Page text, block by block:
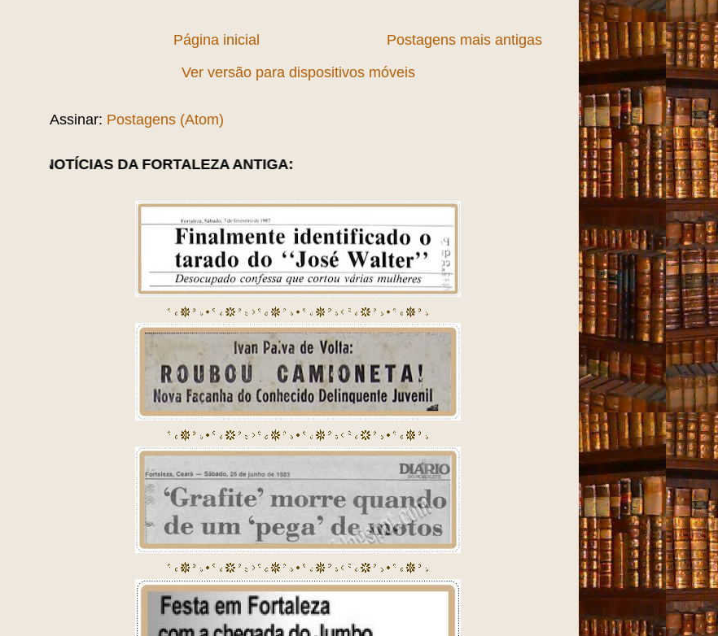
Postagens mais antigas
Página inicial
Ver versão para dispositivos móveis
Assinar: Postagens (Atom)
DA FORTALEZA ANTIGA: